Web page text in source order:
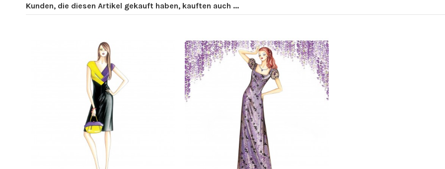
Kunden, die diesen Artikel gekauft haben, kauften auch ...